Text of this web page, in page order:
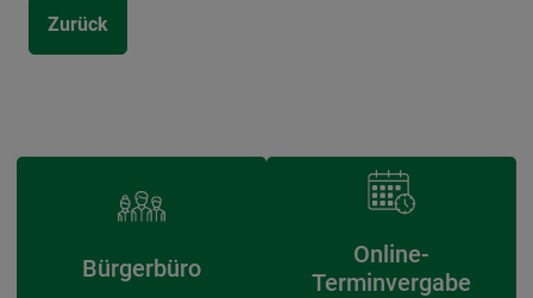
Zurück
Bürgerbüro
Online-
Terminvergabe